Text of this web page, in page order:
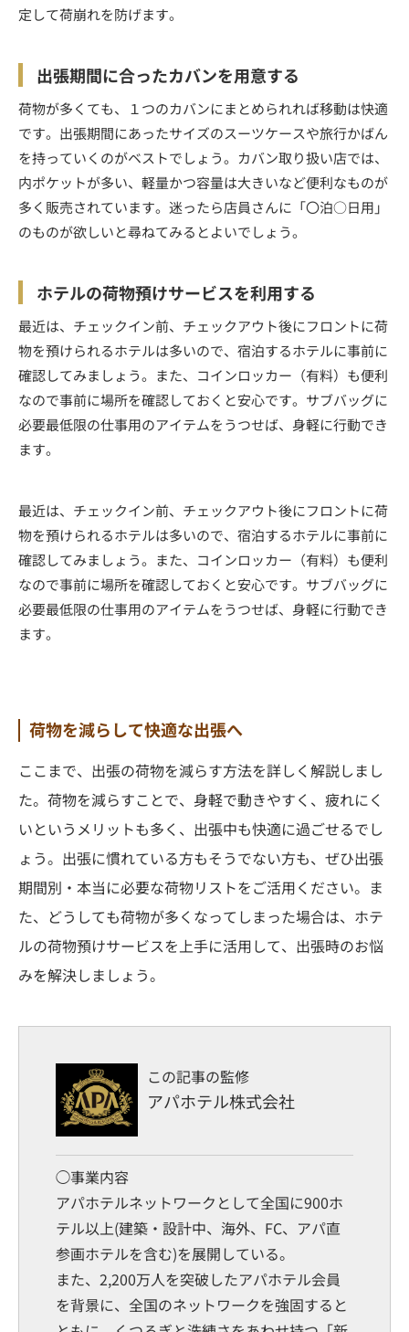
定して荷崩れを防げます。
出張期間に合ったカバンを用意する
荷物が多くても、１つのカバンにまとめられれば移動は快適
です。出張期間にあったサイズのスーツケースや旅行かばん
を持っていくのがベストでしょう。カバン取り扱い店では、
内ポケットが多い、軽量かつ容量は大きいなど便利なものが
多く販売されています。迷ったら店員さんに「〇泊○日用」
のものが欲しいと尋ねてみるとよいでしょう。
ホテルの荷物預けサービスを利用する
最近は、チェックイン前、チェックアウト後にフロントに荷
物を預けられるホテルは多いので、宿泊するホテルに事前に
確認してみましょう。また、コインロッカー（有料）も便利
なので事前に場所を確認しておくと安心です。サブバッグに
必要最低限の仕事用のアイテムをうつせば、身軽に行動でき
ます。
最近は、チェックイン前、チェックアウト後にフロントに荷
物を預けられるホテルは多いので、宿泊するホテルに事前に
確認してみましょう。また、コインロッカー（有料）も便利
なので事前に場所を確認しておくと安心です。サブバッグに
必要最低限の仕事用のアイテムをうつせば、身軽に行動でき
ます。
荷物を減らして快適な出張へ
ここまで、出張の荷物を減らす方法を詳しく解説しまし
た。荷物を減らすことで、身軽で動きやすく、疲れにく
いというメリットも多く、出張中も快適に過ごせるでし
ょう。出張に慣れている方もそうでない方も、ぜひ出張
期間別・本当に必要な荷物リストをご活用ください。ま
た、どうしても荷物が多くなってしまった場合は、ホテ
ルの荷物預けサービスを上手に活用して、出張時のお悩
みを解決しましょう。
この記事の監修
アパホテル株式会社
◯事業内容
アパホテルネットワークとして全国に900ホ
テル以上(建築・設計中、海外、FC、アパ直
参画ホテルを含む)を展開している。
また、2,200万人を突破したアパホテル会員
を背景に、全国のネットワークを強固すると